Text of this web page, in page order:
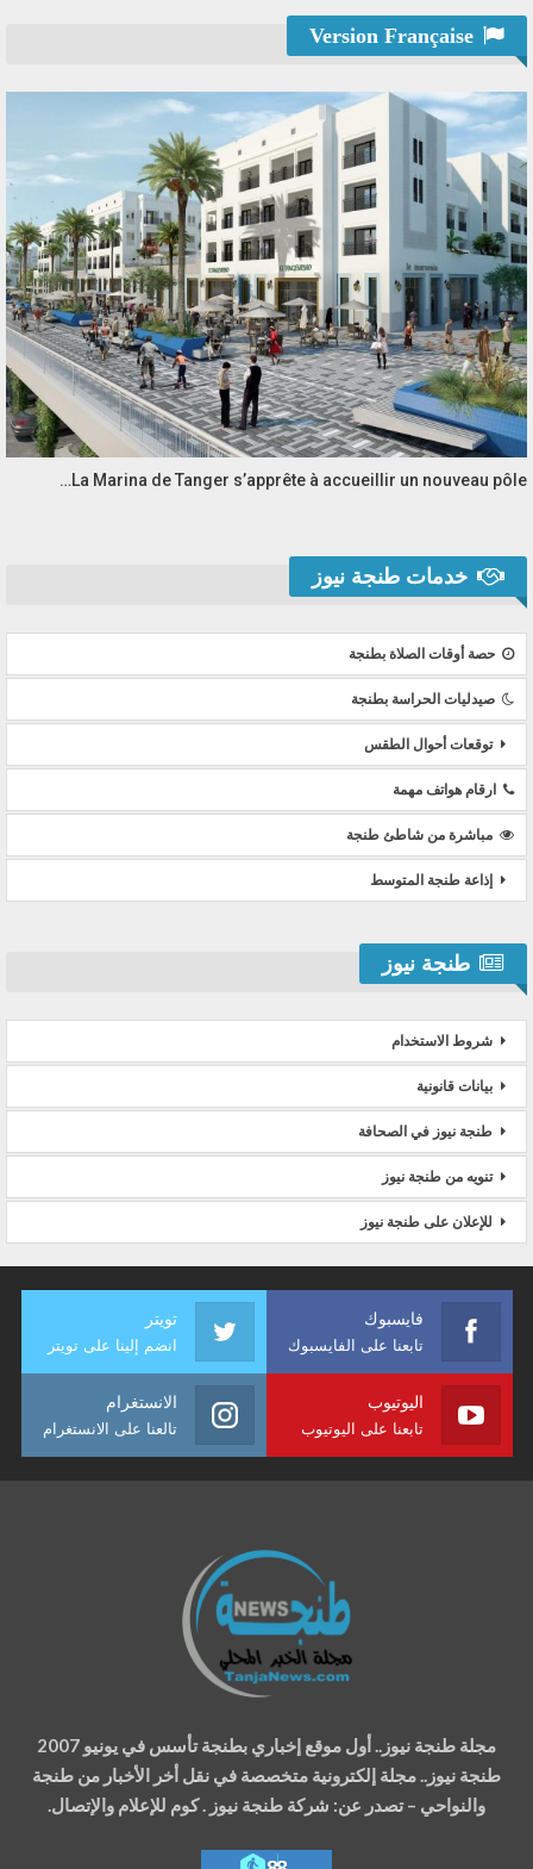
La Marina de Tanger s’apprête à accueillir un nouveau pôle…
خدمات طنجة نيوز
حصة أوقات الصلاة بطنجة
صيدليات الحراسة بطنجة
توقعات أحوال الطقس
ارقام هواتف مهمة
مباشرة من شاطئ طنجة
إذاعة طنجة المتوسط
طنجة نيوز
شروط الاستخدام
بيانات قانونية
طنجة نيوز في الصحافة
تنويه من طنجة نيوز
للإعلان على طنجة نيوز
فايسبوك
تابعنا على الفايسبوك
تويتر
انضم إلينا على تويتر
اليوتيوب
تابعنا على اليوتيوب
الانستغرام
تالعنا على الانستغرام
مجلة طنجة نيوز.. أول موقع إخباري بطنجة تأسس في يونيو 2007
طنجة نيوز.. مجلة إلكترونية متخصصة في نقل أخر الأخبار من طنجة
والنواحي – تصدر عن: شركة طنجة نيوز . كوم للإعلام والإتصال.